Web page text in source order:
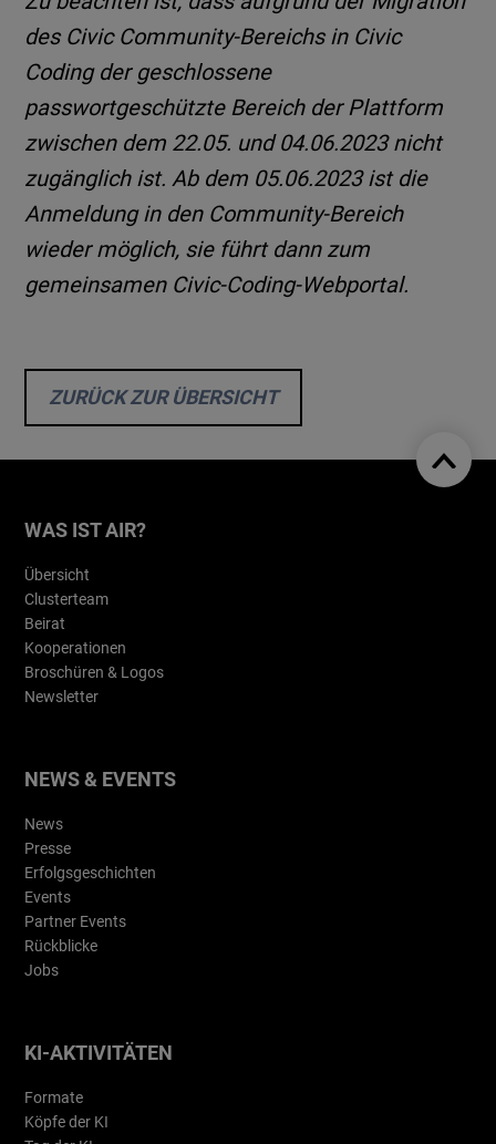
des Civic Community-Bereichs in Civic
Coding der geschlossene
passwortgeschützte Bereich der Plattform
zwischen dem 22.05. und 04.06.2023 nicht
zugänglich ist. Ab dem 05.06.2023 ist die
Anmeldung in den Community-Bereich
wieder möglich, sie führt dann zum
gemeinsamen Civic-Coding-Webportal.
ZURÜCK ZUR ÜBERSICHT
WAS IST AIR?
Übersicht
Clusterteam
Beirat
Kooperationen
Broschüren & Logos
Newsletter
NEWS & EVENTS
News
Presse
Erfolgsgeschichten
Events
Partner Events
Rückblicke
Jobs
KI-AKTIVITÄTEN
Formate
Köpfe der KI